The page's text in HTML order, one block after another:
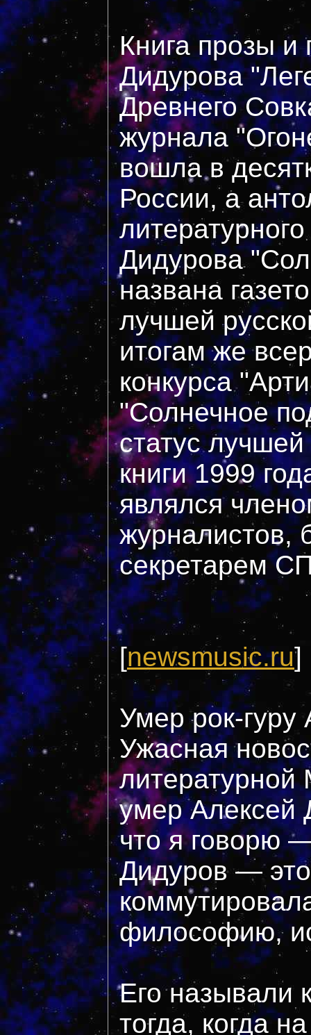
Книга прозы и
Дидурова
Древнего
журнала
вошла в
России, а
Дидурова
названа
лучшей
итогам же
конкурса
"Солнечное
статус
книги 1999
являлся
журналистов,
секретарем
[newsmusic.ru]
Умер рок-гуру
Ужасная
умер Алексей
что я говорю
Дидуров —
философию,
Его называли
тогда, когда